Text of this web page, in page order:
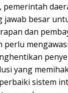
pemerintah
jawab besar
dan
perlu
yang
sistem